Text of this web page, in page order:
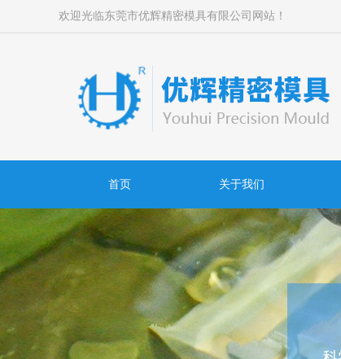
欢迎光临东莞市优辉精密模具有限公司网站！
首页 关于我们